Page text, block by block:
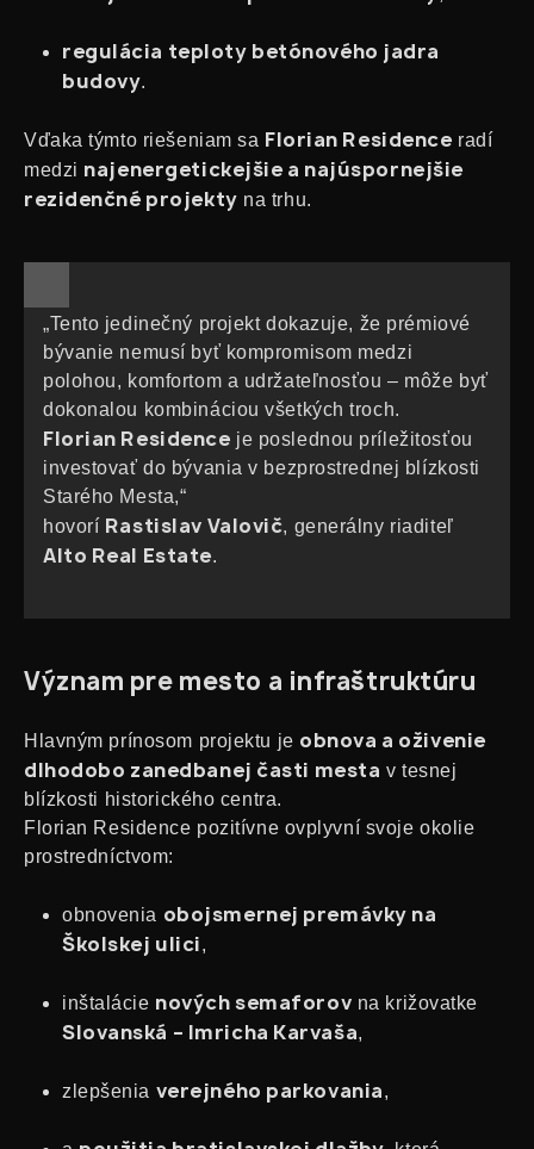
regulácia teploty betónového jadra
budovy.
Vďaka týmto riešeniam sa Florian Residence radí
medzi najenergetickejšie a najúspornejšie
rezidenčné projekty na trhu.
„Tento jedinečný projekt dokazuje, že prémiové
bývanie nemusí byť kompromisom medzi
polohou, komfortom a udržateľnosťou – môže byť
dokonalou kombináciou všetkých troch.
Florian Residence je poslednou príležitosťou
investovať do bývania v bezprostrednej blízkosti
Starého Mesta,“
hovorí Rastislav Valovič, generálny riaditeľ
Alto Real Estate.
Význam pre mesto a infraštruktúru
Hlavným prínosom projektu je obnova a oživenie
dlhodobo zanedbanej časti mesta v tesnej
blízkosti historického centra.
Florian Residence pozitívne ovplyvní svoje okolie
prostredníctvom:
obnovenia obojsmernej premávky na
Školskej ulici,
inštalácie nových semaforov na križovatke
Slovanská – Imricha Karvaša,
zlepšenia verejného parkovania,